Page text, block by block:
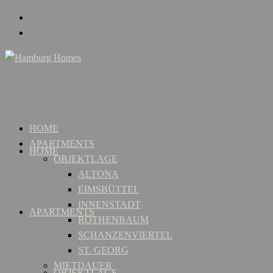
HOME
APARTMENTS
HOME
APARTMENTS
OBJEKTLAGE
ALTONA
EIMSBÜTTEL
INNENSTADT
ROTHENBAUM
SCHANZENVIERTEL
ST. GEORG
MIETDAUER